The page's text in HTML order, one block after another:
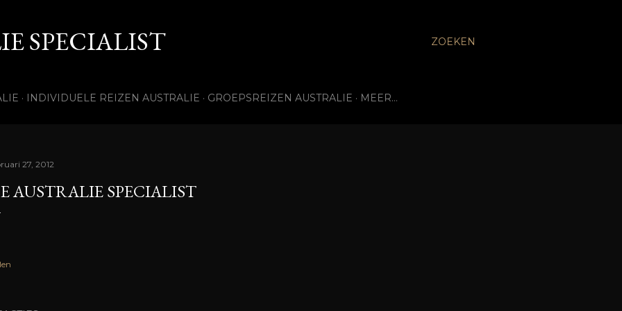
ZOEKEN
SPECIALIST
INDIVIDUELE REIZEN AUSTRALIE GROEPSREIZEN AUSTRALIE MEER…
27, 2012
AUSTRALIE SPECIALIST